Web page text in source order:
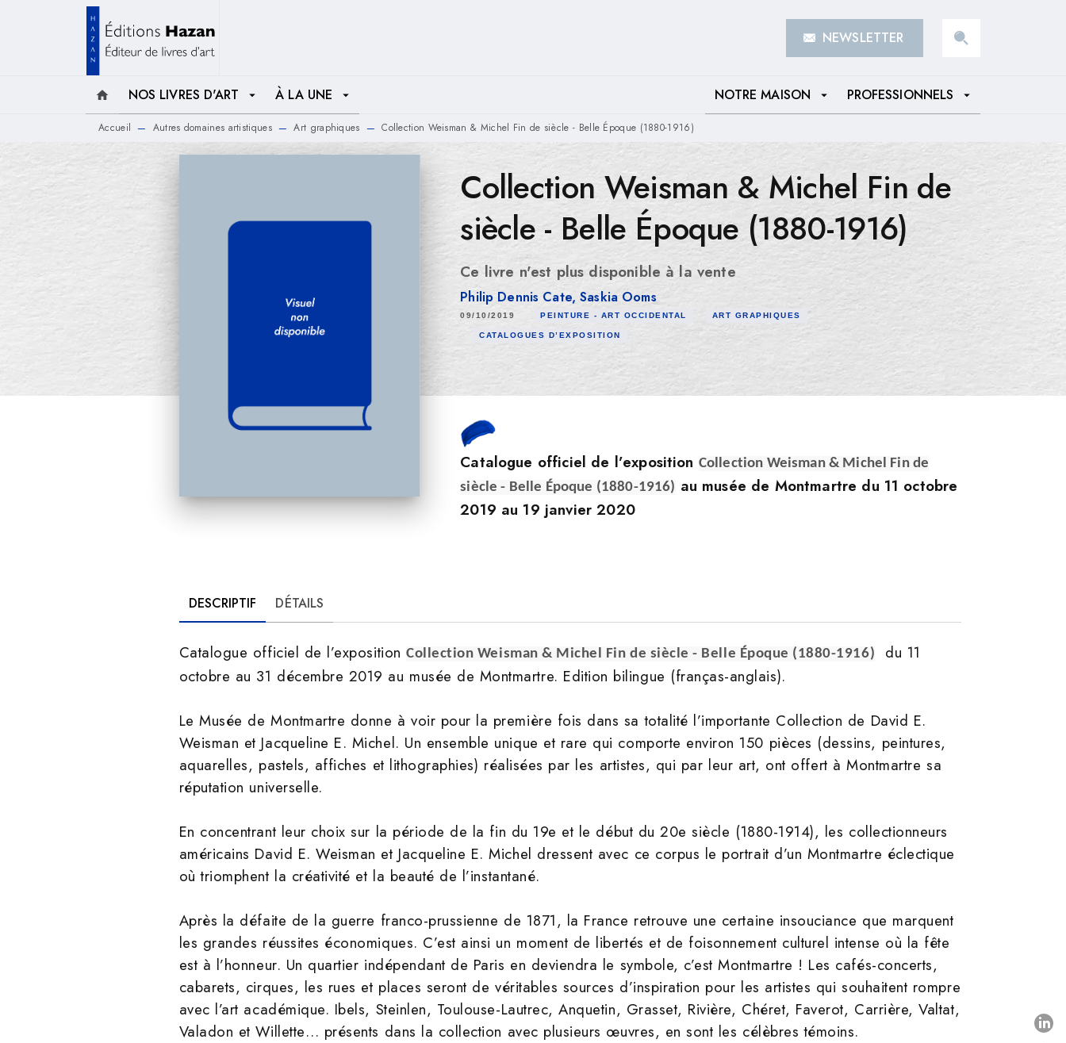
MENU RECHERCHE NEWSLETTER
home NOS LIVRES D'ART arrow_drop_down À LA UNE arrow_drop_down NOTRE MAISON arrow_drop_down PROFESSIONNELS arrow_drop_down
Accueil — Autres domaines artistiques — Art graphiques — Collection Weisman & Michel Fin de siècle - Belle Époque (1880-1916)
Collection Weisman & Michel Fin de
siècle - Belle Époque (1880-1916)
Ce livre n'est plus disponible à la vente
Philip Dennis Cate,Saskia Ooms
09/10/2019 PEINTURE - ART OCCIDENTAL ART GRAPHIQUES
CATALOGUES D’EXPOSITION
Catalogue officiel de l’exposition Collection Weisman & Michel Fin de
siècle - Belle Époque (1880-1916) au musée de Montmartre du 11 octobre
2019 au 19 janvier 2020
DESCRIPTIF DÉTAILS
Catalogue officiel de l’expositionCollection Weisman & Michel Fin de siècle - Belle Époque (1880-1916)
du 11
octobre au 31 décembre 2019 au musée de Montmartre. Edition bilingue (franças-anglais).
Le Musée de Montmartre donne à voir pour la première fois dans sa totalité l’importante Collection de David E.
Weisman et Jacqueline E. Michel. Un ensemble unique et rare qui comporte environ 150 pièces (dessins, peintures,
aquarelles, pastels, affiches et lithographies) réalisées par les artistes, qui par leur art, ont offert à Montmartre sa
réputation universelle.
En concentrant leur choix sur la période de la fin du 19e et le début du 20e siècle (1880-1914), les collectionneurs
américains David E. Weisman et Jacqueline E. Michel dressent avec ce corpus le portrait d’un Montmartre éclectique
où triomphent la créativité et la beauté de l’instantané.
Après la défaite de la guerre franco-prussienne de 1871, la France retrouve une certaine insouciance que marquent
les grandes réussites économiques. C’est ainsi un moment de libertés et de foisonnement culturel intense où la fête
est à l’honneur. Un quartier indépendant de Paris en deviendra le symbole, c’est Montmartre ! Les cafés-concerts,
cabarets, cirques, les rues et places seront de véritables sources d’inspiration pour les artistes qui souhaitent rompre
avec l’art académique. Ibels, Steinlen, Toulouse-Lautrec, Anquetin, Grasset, Rivière, Chéret, Faverot, Carrière, Valtat,
Valadon et Willette… présents dans la collection avec plusieurs œuvres, en sont les célèbres témoins.